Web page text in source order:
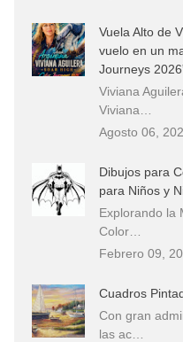
Vuela Alto de
vuelo en un
Journeys
Viviana
Viviana…
Agosto 06,
Dibujos para
para Niños y
Explorando la
Color…
Febrero 09,
Cuadros
Con gran
las ac…